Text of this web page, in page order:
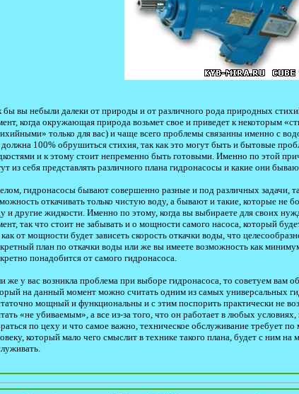
бы вы небыли далеки от природы и от различного рода природных
когда окружающая природа возьмет свое и приведет к некоторым
только для вас) и чаще всего проблемы связанны именно с
должна 100% обрушиться стихия, так как это могут быть и бытовые
и к этому стоит непременно быть готовыми. Именно по этой
из себя представлять различного плана гидронасосы и какие они
гидронасосы бывают совершенно разные и под различных задачи,
откачивать только чистую воду, а бывают и такие, которые не
и другие жидкости. Именно по этому, когда вы выбираете для своих
так что стоит не забывать и о мощности самого насоса, который
как от мощности будет зависеть скорость откачки воды, что
план по откачки воды или же вы имеете возможность как
понадобится от самого гидронасоса.
же у вас возникла проблема при выборе гидронасоса, то советуем вам
на данный момент можно считать одним из самых универсальных
мощный и функциональны и с этим поспорить практически не
«не убиваемым», а все из-за того, что он работает в любых условиях,
по цеху и что самое важно, техническое обслуживание требует
который мало чего смыслит в технике такого плана, будет с ним на